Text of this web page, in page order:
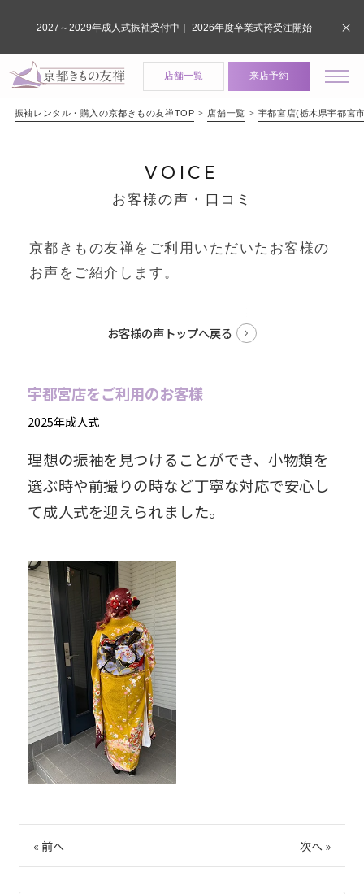
店舗一覧 来店予約
振袖レンタル・購入の京都きもの友禅TOP 店舗一覧 宇都宮店(栃木県宇都宮
VOICE
お客様の声・口コミ
京都きもの友禅をご利用いただいたお客様の
お声をご紹介します。
お客様の声トップへ戻る
宇都宮店をご利用のお客様
2025年成人式
理想の振袖を見つけることができ、小物類を
選ぶ時や前撮りの時など丁寧な対応で安心し
て成人式を迎えられました。
« 前へ 次へ »
2027～2029年成人式振袖受付中｜ 2026年度卒業式袴受注開始